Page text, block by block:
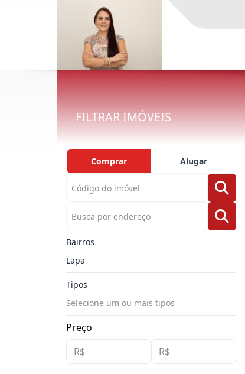
FILTRAR IMÓVEIS
Comprar Alugar
Bairros
Lapa
Tipos
Selecione um ou mais tipos
Preço